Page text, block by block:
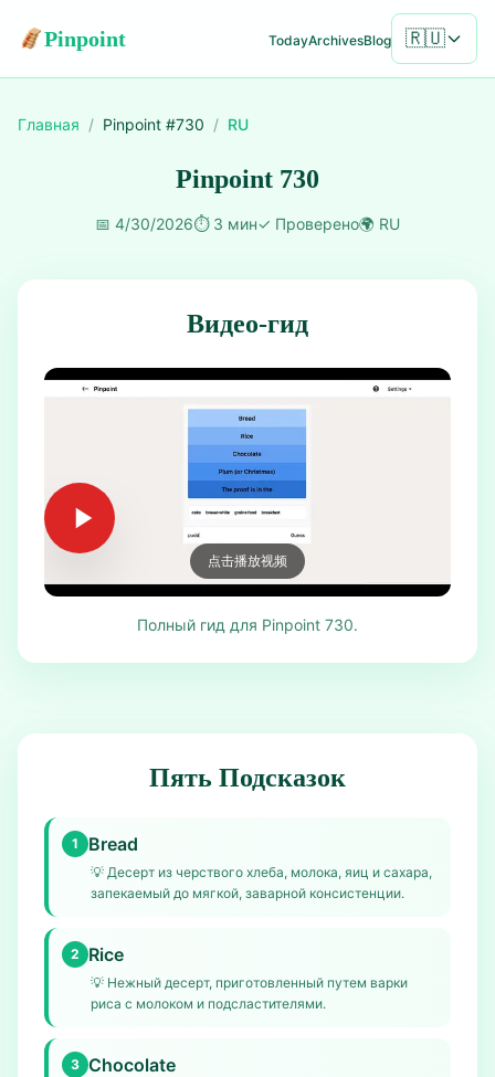
Pinpoint TodayArchivesBlog 🇷🇺
Главная / Pinpoint #730 / RU
Pinpoint 730
📅 4/30/2026⏱️ 3 мин✓ Проверено🌍 RU
Видео-гид
点击播放视频
Полный гид для Pinpoint 730.
Пять Подсказок
1 Bread
💡 Десерт из черствого хлеба, молока, яиц и сахара,
запекаемый до мягкой, заварной консистенции.
2 Rice
💡 Нежный десерт, приготовленный путем варки
риса с молоком и подсластителями.
3 Chocolate